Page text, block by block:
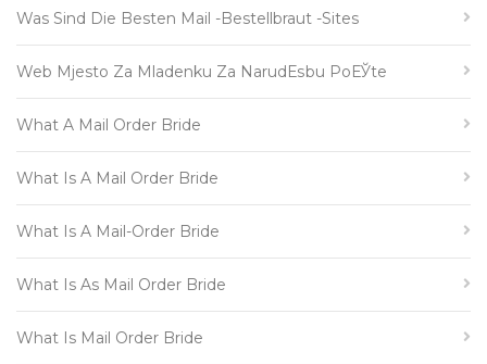
Was Sind Die Besten Mail -Bestellbraut -Sites
Web Mjesto Za Mladenku Za NarudЕѕbu PoЕЎte
What A Mail Order Bride
What Is A Mail Order Bride
What Is A Mail-Order Bride
What Is As Mail Order Bride
What Is Mail Order Bride